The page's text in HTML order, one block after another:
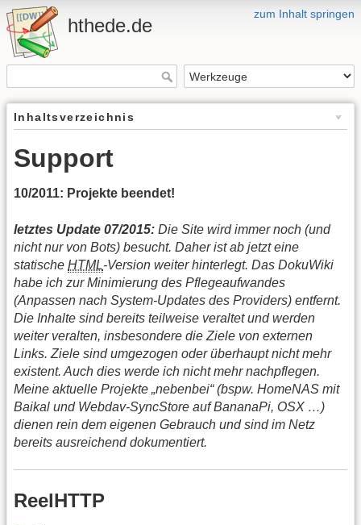
zum Inhalt springen
hthede.de
Inhaltsverzeichnis
Support
10/2011: Projekte beendet!
letztes Update 07/2015: Die Site wird immer noch (und
nicht nur von Bots) besucht. Daher ist ab jetzt eine
statische HTML-Version weiter hinterlegt. Das DokuWiki
habe ich zur Minimierung des Pflegeaufwandes
(Anpassen nach System-Updates des Providers) entfernt.
Die Inhalte sind bereits teilweise veraltet und werden
weiter veralten, insbesondere die Ziele von externen
Links. Ziele sind umgezogen oder überhaupt nicht mehr
existent. Auch dies werde ich nicht mehr nachpflegen.
Meine aktuelle Projekte „nebenbei“ (bspw. HomeNAS mit
Baikal und Webdav-SyncStore auf BananaPi, OSX …)
dienen rein dem eigenen Gebrauch und sind im Netz
bereits ausreichend dokumentiert.
ReelHTTP